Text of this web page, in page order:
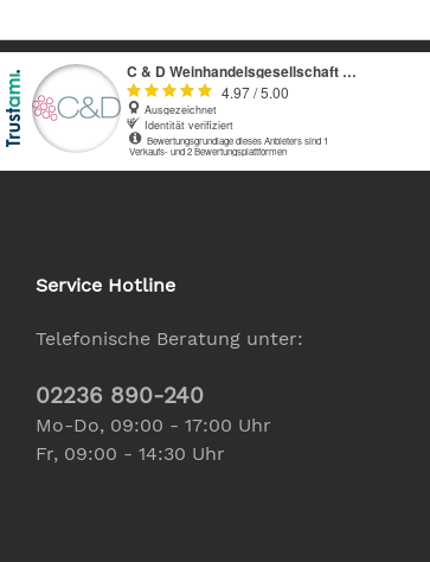
Service Hotline
Telefonische Beratung unter:
02236 890-240
Mo-Do, 09:00 - 17:00 Uhr
Fr, 09:00 - 14:30 Uhr